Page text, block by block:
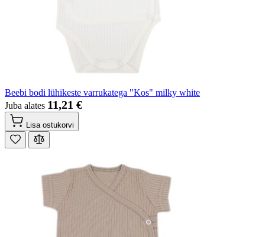
Beebi bodi lühikeste varrukatega "Kos" milky white
Juba alates 11,21 €
Lisa ostukorvi